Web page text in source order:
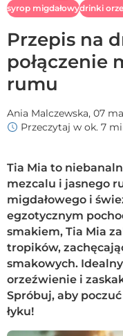
syrop migdałowydrinki
Przepis na
połączenie
rumu
Ania Malczewska, 07
Przeczytaj w ok. 7
Tia Mia to
mezcalu i jasnego
migdałowego i
egzotycznym
smakiem, Tia Mia
tropików,
smakowych.
orzeźwienie i
Spróbuj, aby
łyku!